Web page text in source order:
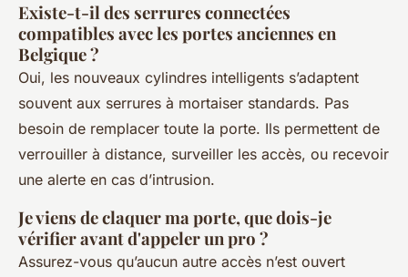
Existe-t-il des serrures connectées
compatibles avec les portes anciennes en
Belgique ?
Oui, les nouveaux cylindres intelligents s’adaptent
souvent aux serrures à mortaiser standards. Pas
besoin de remplacer toute la porte. Ils permettent de
verrouiller à distance, surveiller les accès, ou recevoir
une alerte en cas d’intrusion.
Je viens de claquer ma porte, que dois-je
vérifier avant d'appeler un pro ?
Assurez-vous qu’aucun autre accès n’est ouvert